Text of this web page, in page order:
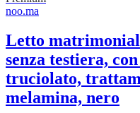
noo.ma
Letto
senza testiera,
truciolato,
melamina, nero